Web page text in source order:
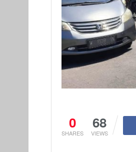
0
SHARES
68
VIEWS